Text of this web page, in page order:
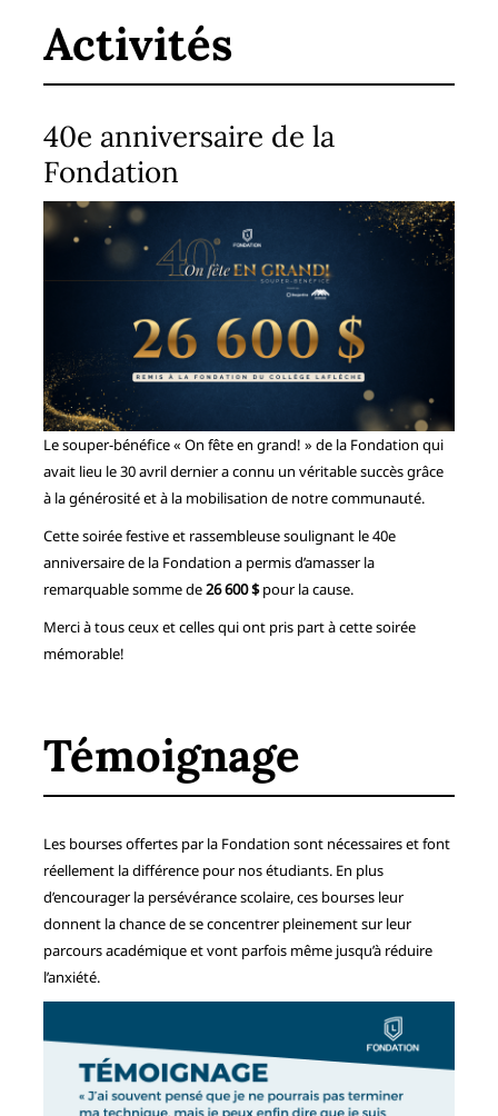
Activités
40e anniversaire de la
Fondation
Le souper-bénéfice « On fête en grand! » de la Fondation qui
avait lieu le 30 avril dernier a connu un véritable succès grâce
à la générosité et à la mobilisation de notre communauté.
Cette soirée festive et rassembleuse soulignant le 40e
anniversaire de la Fondation a permis d’amasser la
remarquable somme de26 600 $pour la cause.
Merci à tous ceux et celles qui ont pris part à cette soirée
mémorable!
Témoignage
Les bourses offertes par la Fondation sont nécessaires et font
réellement la différence pour nos étudiants. En plus
d’encourager la persévérance scolaire, ces bourses leur
donnent la chance de se concentrer pleinement sur leur
parcours académique et vont parfois même jusqu’à réduire
l’anxiété.